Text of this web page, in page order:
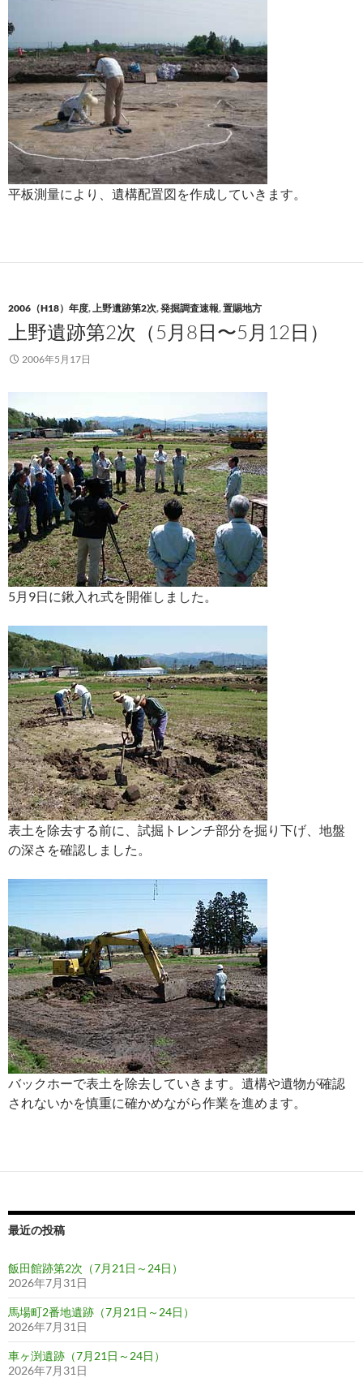
平板測量により、遺構配置図を作成していきます。
2006（H18）年度,上野遺跡第2次,発掘調査速報,置賜地方
上野遺跡第2次（5月8日〜5月12日）
2006年5月17日
5月9日に鍬入れ式を開催しました。
表土を除去する前に、試掘トレンチ部分を掘り下げ、地盤
の深さを確認しました。
バックホーで表土を除去していきます。遺構や遺物が確認
されないかを慎重に確かめながら作業を進めます。
最近の投稿
飯田館跡第2次（7月21日～24日）
2026年7月31日
馬場町2番地遺跡（7月21日～24日）
2026年7月31日
車ヶ渕遺跡（7月21日～24日）
2026年7月31日